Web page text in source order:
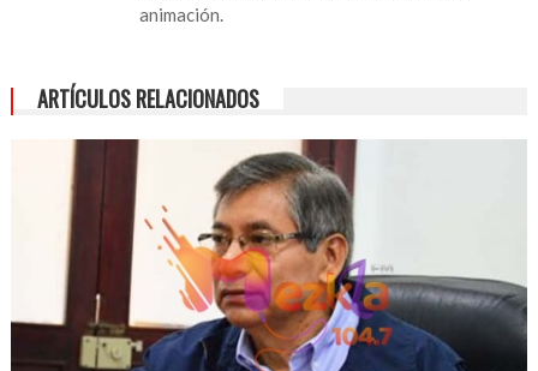
animación.
ARTÍCULOS RELACIONADOS